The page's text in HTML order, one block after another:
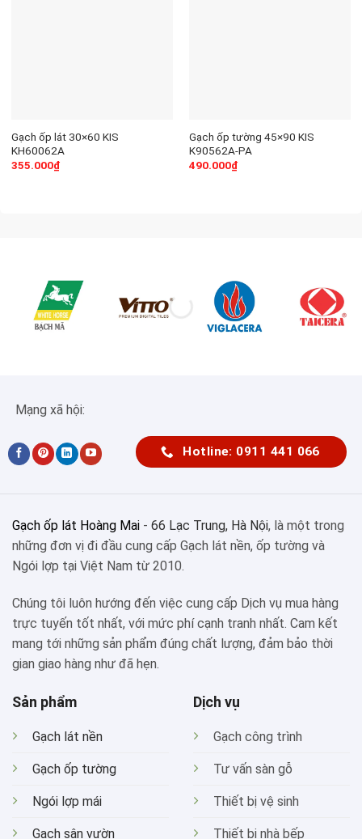
Gạch ốp lát 30×60 KIS
KH60062A
355.000₫
Gạch ốp tường 45×90 KIS
K90562A-PA
490.000₫
Mạng xã hội:
Hotline: 0911 441 066
Gạch ốp lát Hoàng Mai - 66 Lạc Trung, Hà Nội, là một trong
những đơn vị đi đầu cung cấp Gạch lát nền, ốp tường và
Ngói lợp tại Việt Nam từ 2010.
Chúng tôi luôn hướng đến việc cung cấp Dịch vụ mua hàng
trực tuyến tốt nhất, với mức phí cạnh tranh nhất. Cam kết
mang tới những sản phẩm đúng chất lượng, đảm bảo thời
gian giao hàng như đã hẹn.
Sản phẩm
Gạch lát nền
Gạch ốp tường
Ngói lợp mái
Gạch sân vườn
Dịch vụ
Gạch công trình
Tư vấn sàn gỗ
Thiết bị vệ sinh
Thiết bị nhà bếp